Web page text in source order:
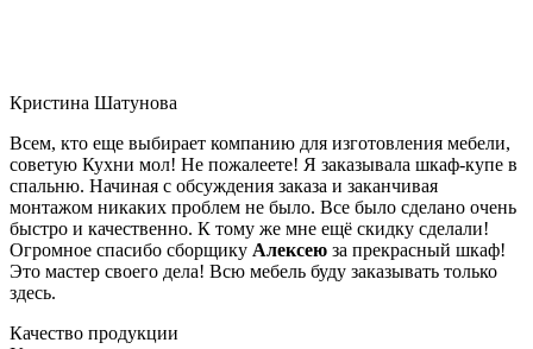
Кристина Шатунова
Всем, кто еще выбирает компанию для изготовления мебели,
советую Кухни мол! Не пожалеете! Я заказывала шкаф-купе в
спальню. Начиная с обсуждения заказа и заканчивая
монтажом никаких проблем не было. Все было сделано очень
быстро и качественно. К тому же мне ещё скидку сделали!
Огромное спасибо сборщику Алексею за прекрасный шкаф!
Это мастер своего дела! Всю мебель буду заказывать только
здесь.
Качество продукции